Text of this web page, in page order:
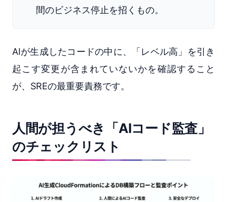
間のビジネス停止を招くもの。
AIが生成したコードの中に、「レベル高」を引き
起こす変更が含まれていないかを確認すること
が、SREの最重要責務です。
人間が担うべき「AIコード監査」
のチェックリスト